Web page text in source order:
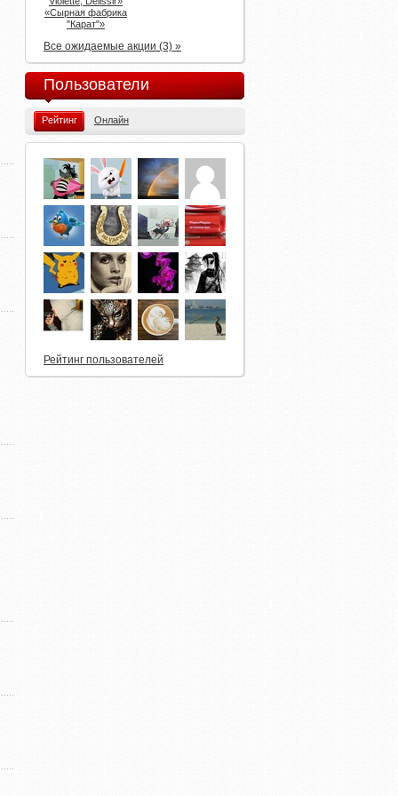
«Сырная фабрика
"Карат"»
Все ожидаемые акции (3) »
Пользователи
Рейтинг Онлайн
Рейтинг пользователей